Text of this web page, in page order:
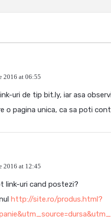
2016 at 06:55
uri de tip bit.ly, iar asa
o pagina unica, ca sa poti
2016 at 12:45
link-uri cand postezi?
http://site.ro/produs.html?